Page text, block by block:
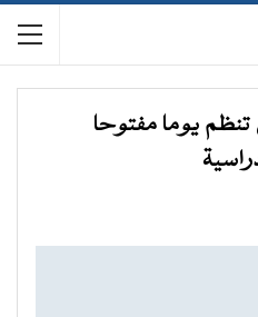
يوما مفتوحا